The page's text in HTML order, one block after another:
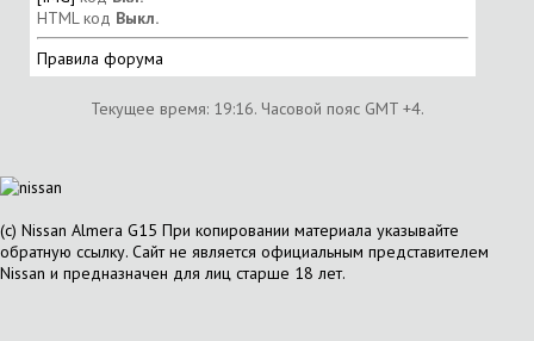
HTML код Выкл.
Правила форума
Текущее время: 19:16. Часовой пояс GMT +4.
(с) Nissan Almera G15 При копировании материала указывайте
обратную ссылку. Сайт не является официальным представителем
Nissan и предназначен для лиц старше 18 лет.